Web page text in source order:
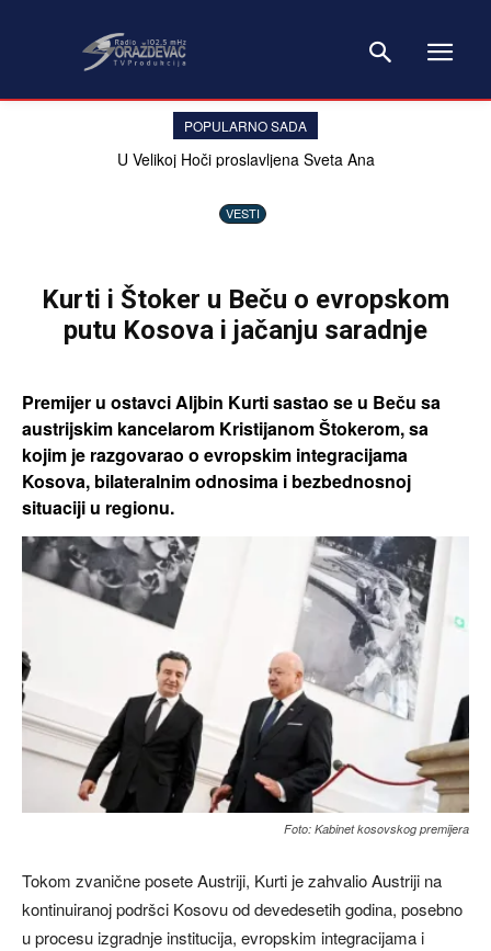
POPULARNO SADA
U Velikoj Hoči proslavljena Sveta Ana
VESTI
Kurti i Štoker u Beču o evropskom
putu Kosova i jačanju saradnje
Premijer u ostavci Aljbin Kurti sastao se u Beču sa
austrijskim kancelarom Kristijanom Štokerom, sa
kojim je razgovarao o evropskim integracijama
Kosova, bilateralnim odnosima i bezbednosnoj
situaciji u regionu.
Foto: Kabinet kosovskog premijera
Tokom zvanične posete Austriji, Kurti je zahvalio Austriji na
kontinuiranoj podršci Kosovu od devedesetih godina, posebno
u procesu izgradnje institucija, evropskim integracijama i